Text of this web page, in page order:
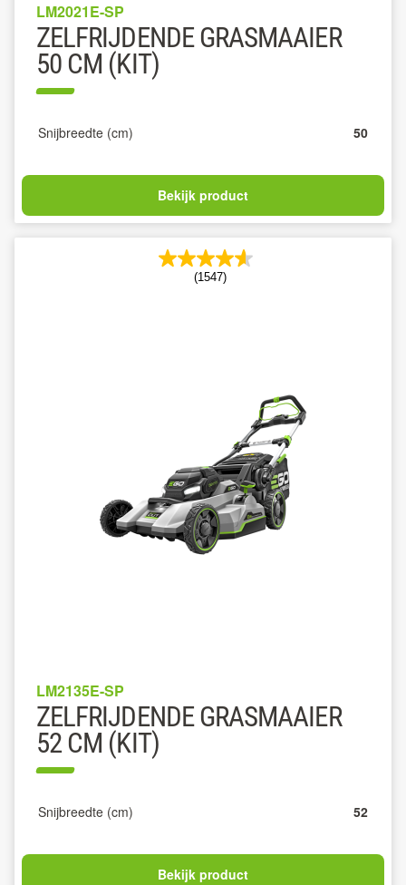
LM2021E-SP
ZELFRIJDENDE GRASMAAIER
50 CM (KIT)
Snijbreedte (cm) 50
Bekijk product
(1547)
LM2135E-SP
ZELFRIJDENDE GRASMAAIER
52 CM (KIT)
Snijbreedte (cm) 52
Bekijk product